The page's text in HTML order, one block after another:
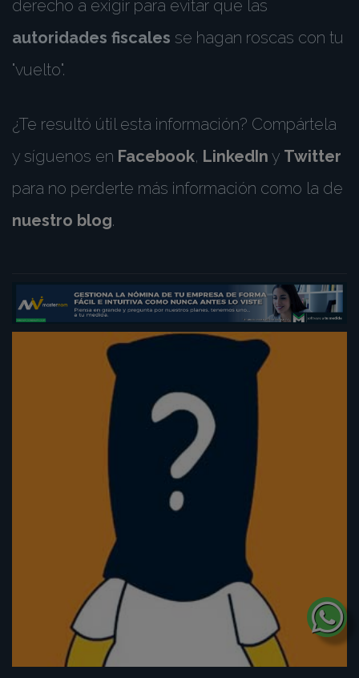
derecho a exigir para evitar que las
autoridades fiscales se hagan roscas con tu
"vuelto".
¿Te resultó útil esta información? Compártela
y síguenos en Facebook, LinkedIn y Twitter
para no perderte más información como la de
nuestro blog.